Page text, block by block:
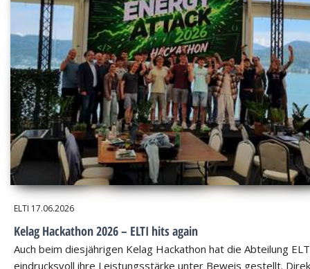
ELTI 17.06.2026
Kelag Hackathon 2026 – ELTI hits again
Auch beim diesjährigen Kelag Hackathon hat die Abteilung
eindrucksvoll ihre Leistungsstärke unter Beweis gestellt.